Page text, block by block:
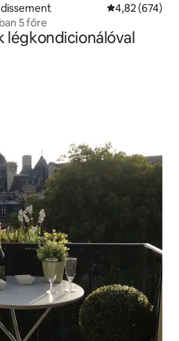
Átlagos
4,82 (674)
5 főre
légkondicionálóval